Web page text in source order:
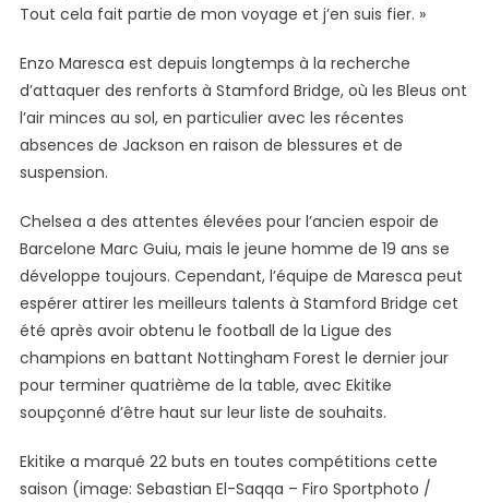
Tout cela fait partie de mon voyage et j’en suis fier. »
Enzo Maresca est depuis longtemps à la recherche
d’attaquer des renforts à Stamford Bridge, où les Bleus ont
l’air minces au sol, en particulier avec les récentes
absences de Jackson en raison de blessures et de
suspension.
Chelsea a des attentes élevées pour l’ancien espoir de
Barcelone Marc Guiu, mais le jeune homme de 19 ans se
développe toujours. Cependant, l’équipe de Maresca peut
espérer attirer les meilleurs talents à Stamford Bridge cet
été après avoir obtenu le football de la Ligue des
champions en battant Nottingham Forest le dernier jour
pour terminer quatrième de la table, avec Ekitike
soupçonné d’être haut sur leur liste de souhaits.
Ekitike a marqué 22 buts en toutes compétitions cette
saison (image: Sebastian El-Saqqa – Firo Sportphoto /